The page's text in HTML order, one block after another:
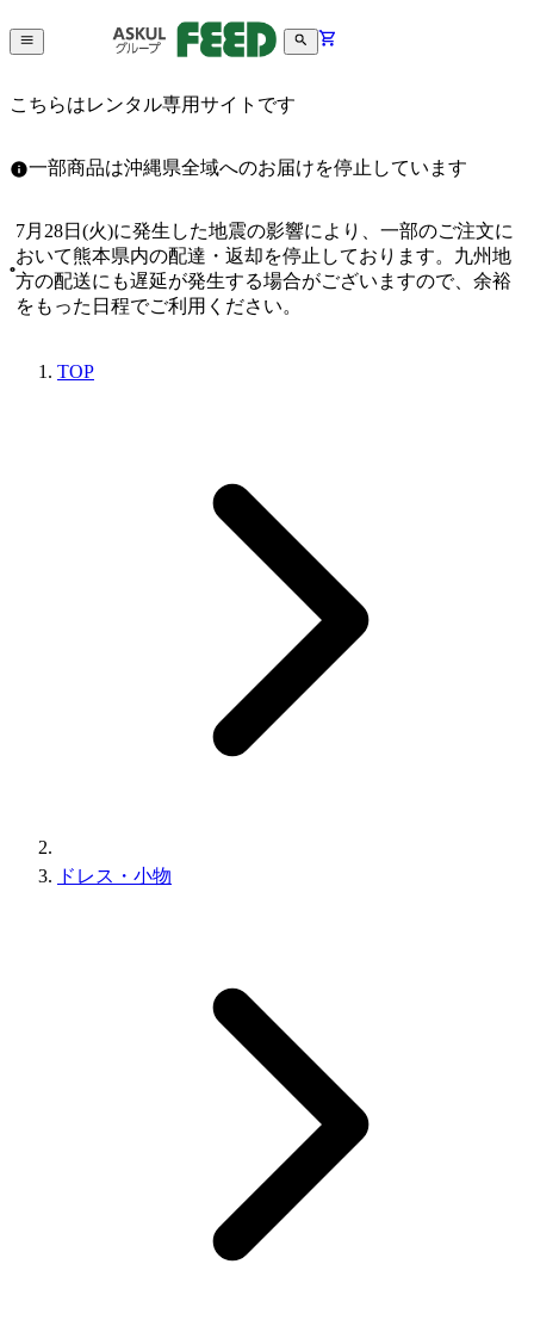
こちらはレンタル専用サイトです
一部商品は沖縄県全域へのお届けを停止しています
7月28日(火)に発生した地震の影響により、一部のご注文に
おいて熊本県内の配達・返却を停止しております。九州地
方の配送にも遅延が発生する場合がございますので、余裕
をもった日程でご利用ください。
TOP
ドレス・小物